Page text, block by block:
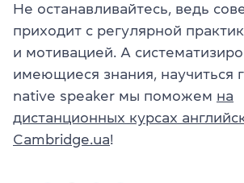
Не останавливайтесь, ведь
приходит с регулярной
и мотивацией. А
имеющиеся знания, научиться
native speaker мы поможем на
дистанционных курсах
Cambridge.ua!